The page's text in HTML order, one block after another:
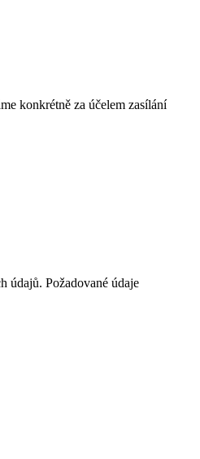
konkrétně za účelem zasílání
údajů. Požadované údaje